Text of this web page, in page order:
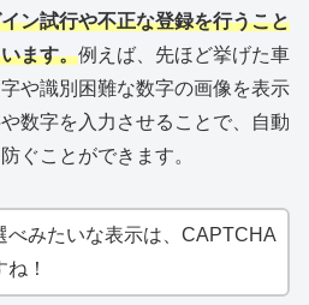
ン試行や不正な登録を行うこと
ます。例えば、先ほど挙げた車
や識別困難な数字の画像を表示
数字を入力させることで、自動
ぐことができます。
べみたいな表示は、CAPTCHA
！